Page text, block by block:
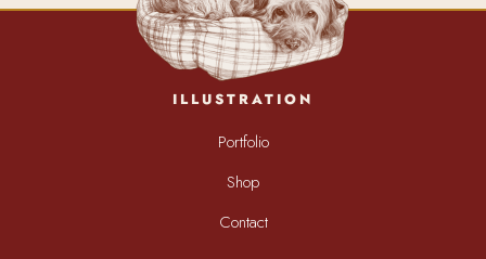
ILLUSTRATION
Portfolio
Shop
Contact